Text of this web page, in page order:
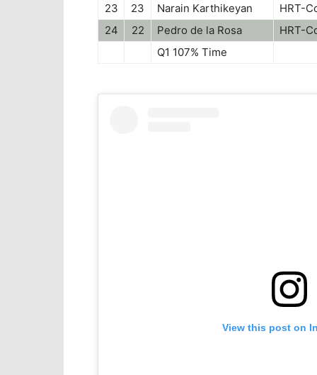
23 23 Narain Karthikeyan
HRT-
24
22 Pedro de la Rosa
HRT-
Q1 107% Time
View this post on